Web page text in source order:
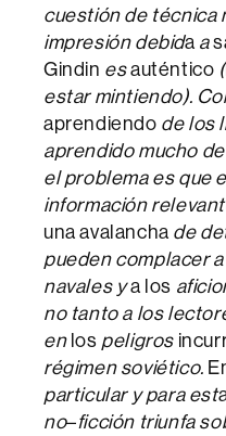
cuestión de técnica
impresión debida a
Gindin esauténtico (
estar mintiendo).
aprendiendo de los
aprendido mucho
el problema es que
información
una avalancha de
pueden complacer
navales ya los
no tanto a los
en los peligros
régimen soviético.
particular y para est
no–ficción triunfa